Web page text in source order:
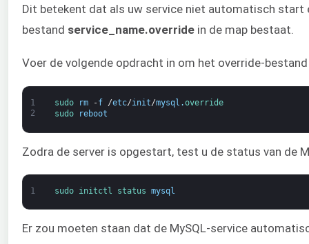
Dit betekent dat als uw service niet automatisch
bestand service_name.override in de map bestaat.
Voer de volgende opdracht in om het override-
1
2
sudo rm -f /etc/init/mysql .override
sudo
reboot
Zodra de server is opgestart, test u de status van de
1 sudo initctl status mysql
Er zou moeten staan dat de MySQL-service